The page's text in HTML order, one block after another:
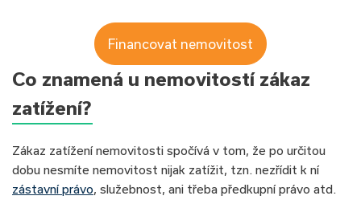
Financovat nemovitost
Co znamená u nemovitostí zákaz
zatížení?
Zákaz zatížení nemovitosti spočívá v tom, že po určitou
dobu nesmíte nemovitost nijak zatížit, tzn. nezřídit k ní
zástavní právo, služebnost, ani třeba předkupní právo atd.